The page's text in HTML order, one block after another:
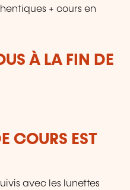
+ cours en
À LA FIN DE
COURS EST
avec les lunettes